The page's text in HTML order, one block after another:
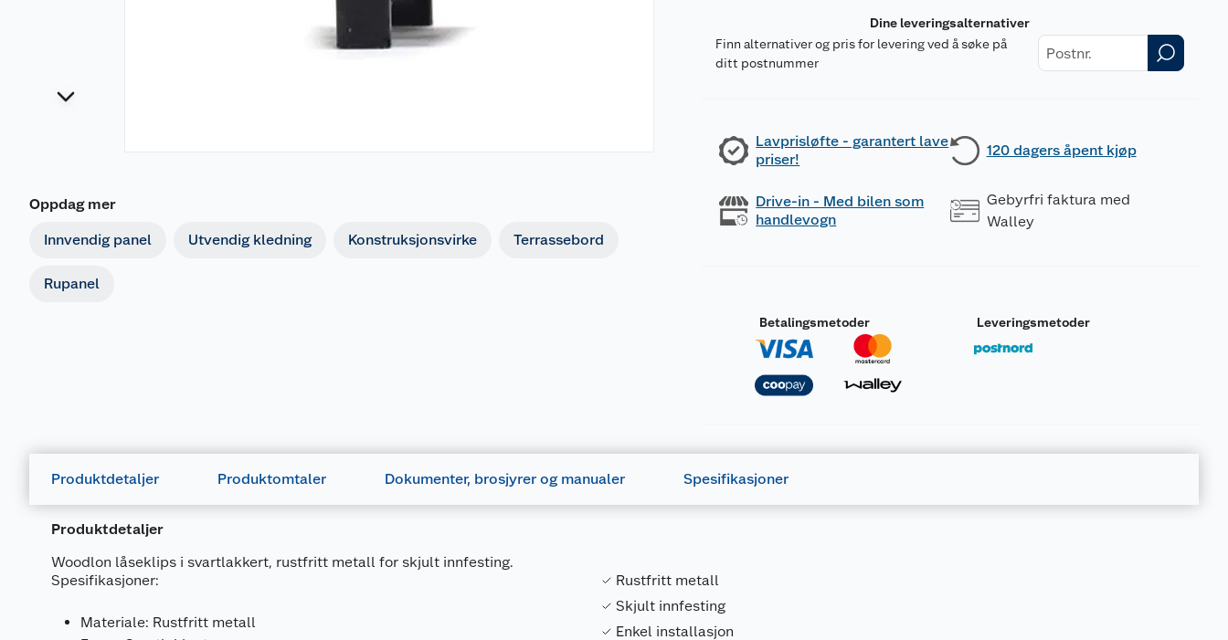
Oppdag mer
Innvendig panel Utvendig kledning Konstruksjonsvirke Terrassebord
Rupanel
Dine leveringsalternativer
Finn alternativer og pris for levering ved å søke på
ditt postnummer
Lavprisløfte - garantert lave
priser!
120 dagers åpent kjøp
Drive-in - Med bilen som
handlevogn
Gebyrfri faktura med
Walley
Betalingsmetoder Leveringsmetoder
Produktdetaljer Produktomtaler Dokumenter, brosjyrer og manualer Spesifikasjoner
Produktdetaljer
Woodlon låseklips i svartlakkert, rustfritt metall for skjult innfesting.
Spesifikasjoner:
Materiale: Rustfritt metall
Rustfritt metall
Skjult innfesting
Enkel installasjon